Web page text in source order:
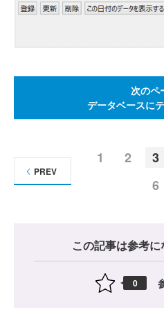
次のペ
データベースに
1 2 3
6
PREV
この記事は参考
0